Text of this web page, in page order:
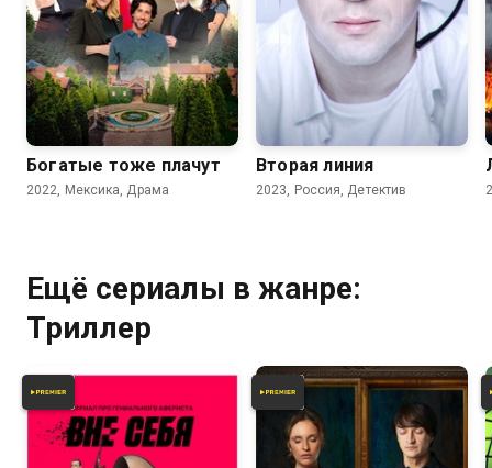
7.6 6.0
Богатые тоже плачут
2022, Мексика, Драма
6.0
Вторая линия
2023, Россия, Детектив
Ещё сериалы в жанре:
Триллер